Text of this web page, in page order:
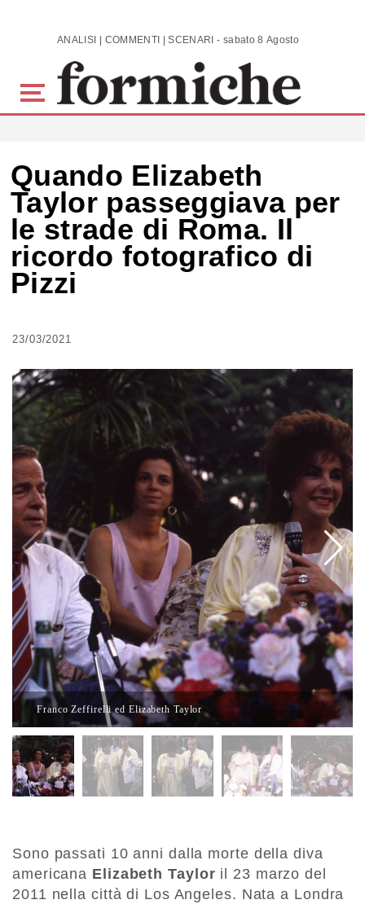
Skip to main content ANALISI | COMMENTI | SCENARI - sabato 8 Agosto 2026
Quando Elizabeth
Taylor passeggiava per
le strade di Roma. Il
ricordo fotografico di
Pizzi
23/03/2021
Franco Zeffirelli ed Elizabeth Taylor
Sono passati 10 anni dalla morte della diva
americana Elizabeth Taylor il 23 marzo del
2011 nella città di Los Angeles. Nata a Londra